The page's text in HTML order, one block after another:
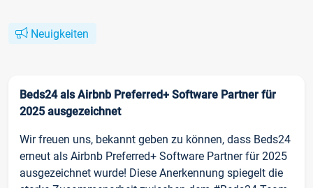
Neuigkeiten
Beds24 als Airbnb Preferred+ Software Partner für
2025 ausgezeichnet
Wir freuen uns, bekannt geben zu können, dass Beds24
erneut als Airbnb Preferred+ Software Partner für 2025
ausgezeichnet wurde! Diese Anerkennung spiegelt die